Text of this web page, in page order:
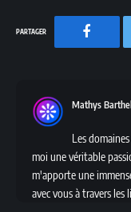
Mathys
Les
moi une véritable
m'apporte une
avec vous à travers les